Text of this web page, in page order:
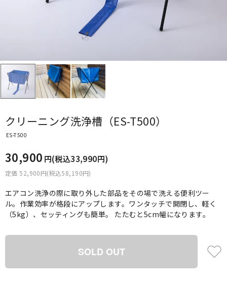
クリーニング洗浄槽（ES-T500）
ES-T500
30,900 円(税込33,990円)
定価 52,900円(税込58,190円)
エアコン洗浄の際に取り外した部品をその場で洗える便利ツー
ル。作業効率が格段にアップします。ワンタッチで開閉し、軽く
（5kg）、セッティングも簡単。 たたむと5cm幅になります。
SOLD OUT